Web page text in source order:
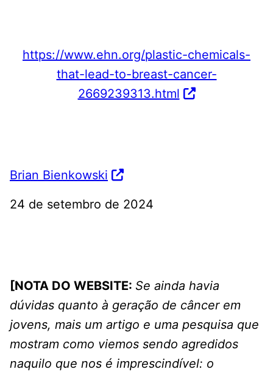
https://www.ehn.org/plastic-chemicals-
that-lead-to-breast-cancer-
2669239313.html
Brian Bienkowski
24 de setembro de 2024
[NOTA DO WEBSITE: Se ainda havia
dúvidas quanto à geração de câncer em
jovens, mais um artigo e uma pesquisa que
mostram como viemos sendo agredidos
naquilo que nos é imprescindível: o